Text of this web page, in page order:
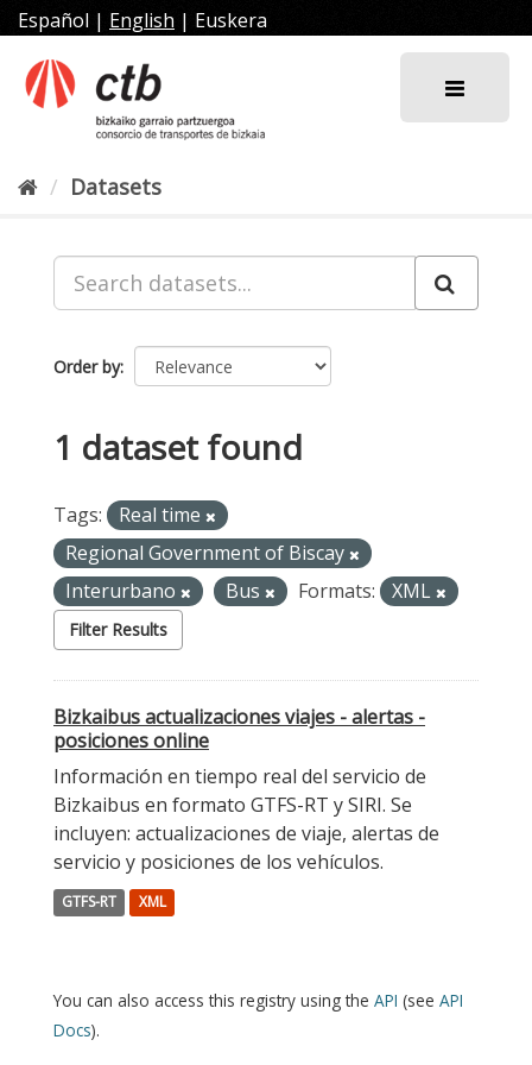
Skip
to
content
Español | English | Euskera
Datasets
Order by
1 dataset found
Tags:
Real time
Regional Government of Biscay
Interurbano
Bus Formats: XML
Filter Results
Bizkaibus actualizaciones viajes - alertas -
posiciones online
Información en tiempo real del servicio de
Bizkaibus en formato GTFS-RT y SIRI. Se
incluyen: actualizaciones de viaje, alertas de
servicio y posiciones de los vehículos.
GTFS-RT XML
You can also access this registry using the API (see API
Docs).